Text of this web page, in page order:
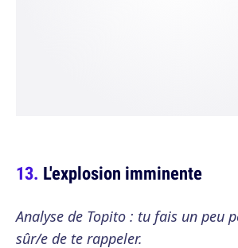
L'explosion imminente
Analyse de Topito : tu fais un peu
sûr/e de te rappeler.